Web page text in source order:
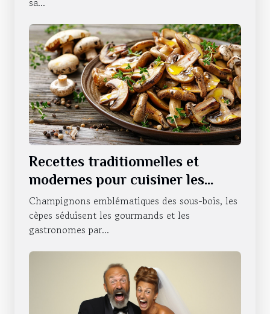
Recettes traditionnelles et
modernes pour cuisiner les
cèpes
Champignons emblématiques des sous-bois, les
cèpes séduisent les gourmands et les
gastronomes par...